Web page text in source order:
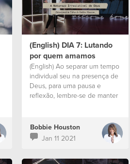
(English) DIA 7: Lutando
por quem amamos
(English) Ao separar um tempo
individual seu na presença de
Deus, para uma pausa e
reflexão, lembre-se de manter
Bobbie Houston
Jan 11 2021